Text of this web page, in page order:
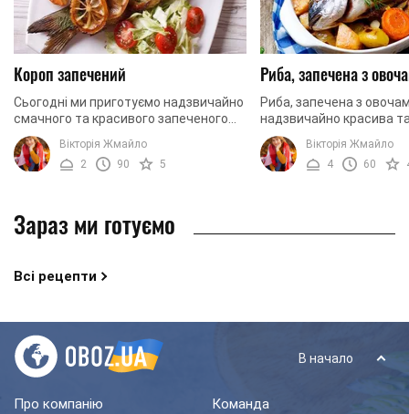
Короп запечений
Сьогодні ми приготуємо надзвичайно
смачного та красивого запеченого
коропа. У зв’язку з тим, що риба
готуватиметься на овочевій подушці,
вона вийде ...
Вікторія Жмайло
2
90 5
Риба, запечена з
Риба, запечена з
надзвичайно красива
страва, яка готується
Але за такий короткий
створите достойний ...
Вікторія Жмайло
4
60
Зараз ми готуємо
Всі рецепти
В начало
Про компанію Команда